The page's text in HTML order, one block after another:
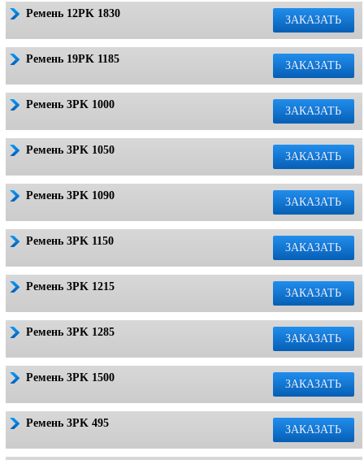
Ремень 12PK 1830
ЗАКАЗАТЬ
Ремень 19PK 1185
ЗАКАЗАТЬ
Ремень 3PK 1000
ЗАКАЗАТЬ
Ремень 3PK 1050
ЗАКАЗАТЬ
Ремень 3PK 1090
ЗАКАЗАТЬ
Ремень 3PK 1150
ЗАКАЗАТЬ
Ремень 3PK 1215
ЗАКАЗАТЬ
Ремень 3PK 1285
ЗАКАЗАТЬ
Ремень 3PK 1500
ЗАКАЗАТЬ
Ремень 3PK 495
ЗАКАЗАТЬ